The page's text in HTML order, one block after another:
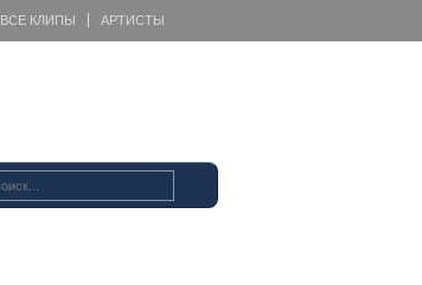
ВСЕ КЛИПЫ АРТИСТЫ